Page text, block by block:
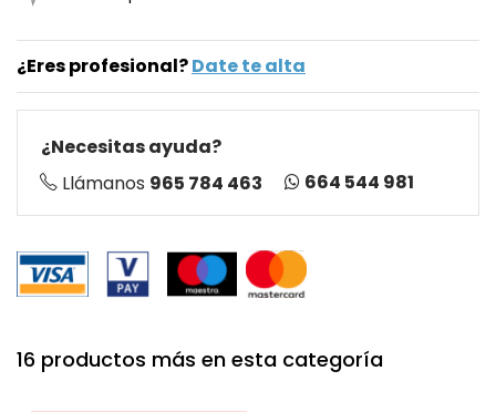
¿Eres profesional?Date te alta
¿Necesitas ayuda?
Llámanos 965 784 463 664 544 981
16 productos más en esta categoría